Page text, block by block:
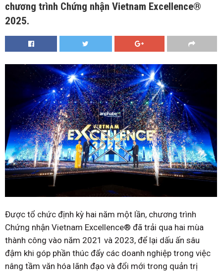
chương trình Chứng nhận Vietnam Excellence®
2025.
Được tổ chức định kỳ hai năm một lần, chương trình
Chứng nhận Vietnam Excellence® đã trải qua hai mùa
thành công vào năm 2021 và 2023, để lại dấu ấn sâu
đậm khi góp phần thúc đẩy các doanh nghiệp trong việc
nâng tầm văn hóa lãnh đạo và đổi mới trong quản trị